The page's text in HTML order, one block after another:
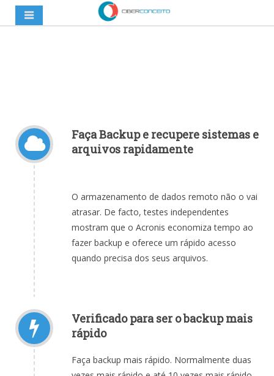
Faça Backup e recupere sistemas e
arquivos rapidamente
O armazenamento de dados remoto não o vai
atrasar. De facto, testes independentes
mostram que o Acronis economiza tempo ao
fazer backup e oferece um rápido acesso
quando precisa dos seus arquivos.
Verificado para ser o backup mais
rápido
Faça backup mais rápido. Normalmente duas